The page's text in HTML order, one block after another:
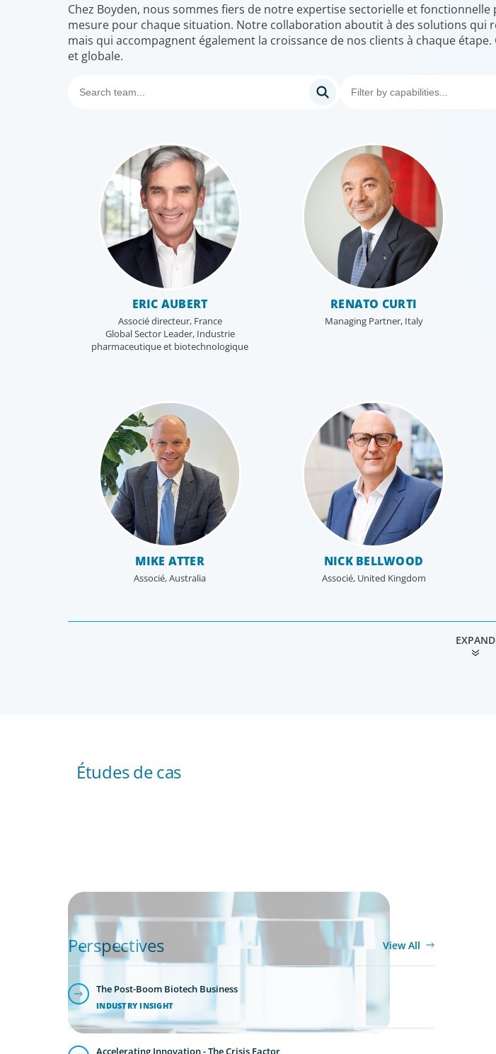
Chez Boyden, nous sommes fiers de notre expertise sectorielle et
mesure pour chaque situation. Notre collaboration aboutit à des solutions qui
mais qui accompagnent également la croissance de nos clients à chaque
et globale.
ERIC AUBERT
Associé directeur, France
Global Sector Leader, Industrie
pharmaceutique et biotechnologique
RENATO CURTI
Managing Partner, Italy
MIKE ATTER
Associé, Australia
NICK BELLWOOD
Associé, United Kingdom
EXPAND
Études de cas
Perspectives View All
The Post-Boom Biotech Business